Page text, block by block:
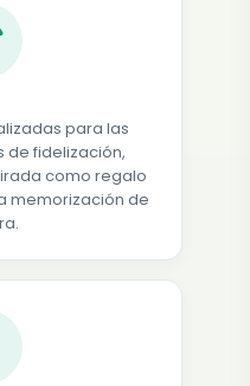
para las
de fidelización,
como regalo
memorización de